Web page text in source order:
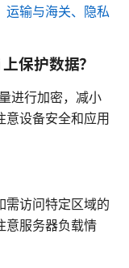
运输与海关、隐私
保护数据？
进行加密，减小
设备安全和应用
需访问特定区域的
意服务器负载情